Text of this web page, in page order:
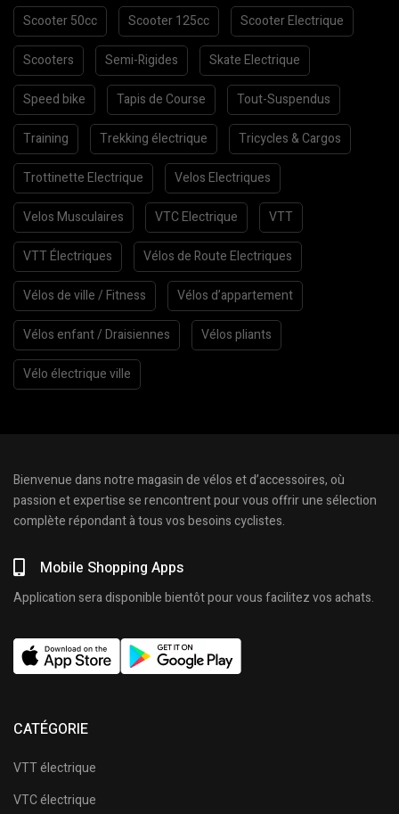
Scooter 50cc Scooter 125cc Scooter Electrique
Scooters Semi-Rigides Skate Electrique
Speed bike Tapis de Course Tout-Suspendus
Training Trekking électrique Tricycles & Cargos
Trottinette Electrique Velos Electriques
Velos Musculaires VTC Electrique VTT
VTT Électriques Vélos de Route Electriques
Vélos de ville / Fitness Vélos d’appartement
Vélos enfant / Draisiennes Vélos pliants
Vélo électrique ville
Bienvenue dans notre magasin de vélos et d’accessoires, où
passion et expertise se rencontrent pour vous offrir une sélection
complète répondant à tous vos besoins cyclistes.
Mobile Shopping Apps
Application sera disponible bientôt pour vous facilitez vos achats.
CATÉGORIE
VTT électrique
VTC électrique